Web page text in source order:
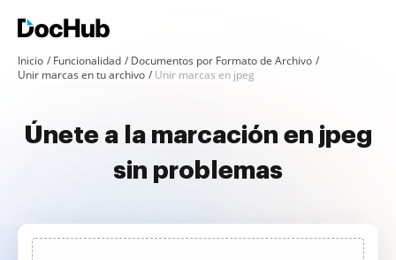
Inicio Funcionalidad
Documentos por Formato de Archivo
Unir marcas en tu archivo
Unir marcas en jpeg
Únete a la marcación en jpeg
sin problemas